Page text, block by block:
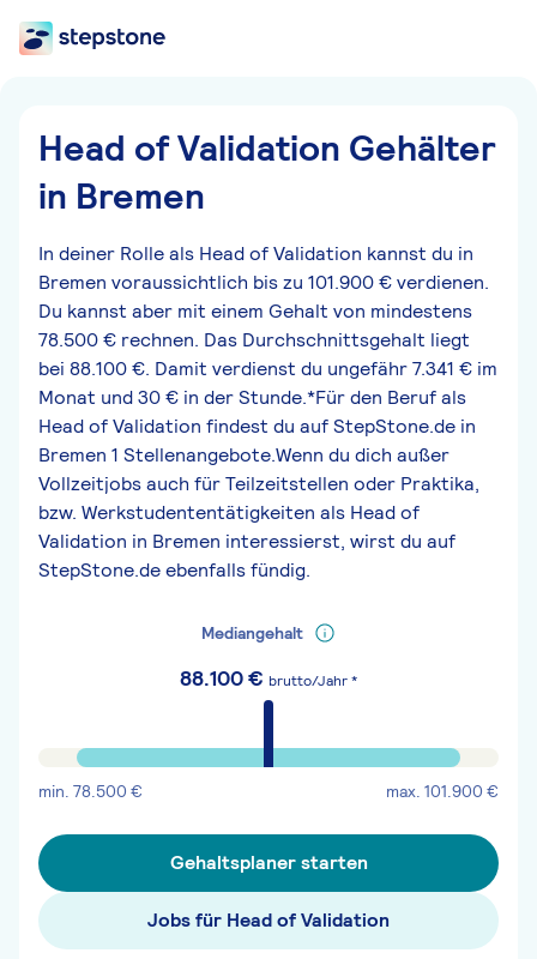
Head of Validation Gehälter
in Bremen
In deiner Rolle als Head of Validation kannst du in
Bremen voraussichtlich bis zu 101.900 € verdienen.
Du kannst aber mit einem Gehalt von mindestens
78.500 € rechnen. Das Durchschnittsgehalt liegt
bei 88.100 €. Damit verdienst du ungefähr 7.341 € im
Monat und 30 € in der Stunde.*Für den Beruf als
Head of Validation findest du auf StepStone.de in
Bremen 1 Stellenangebote.Wenn du dich außer
Vollzeitjobs auch für Teilzeitstellen oder Praktika,
bzw. Werkstudententätigkeiten als Head of
Validation in Bremen interessierst, wirst du auf
StepStone.de ebenfalls fündig.
Mediangehalt
88.100€ brutto/Jahr *
min. 78.500 € max. 101.900 €
Gehaltsplaner starten
Jobs für Head of Validation